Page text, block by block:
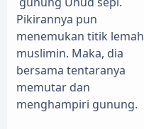
Pikirannya pun
menemukan titik lemah
muslimin. Maka, dia
bersama tentaranya
memutar dan
menghampiri gunung.